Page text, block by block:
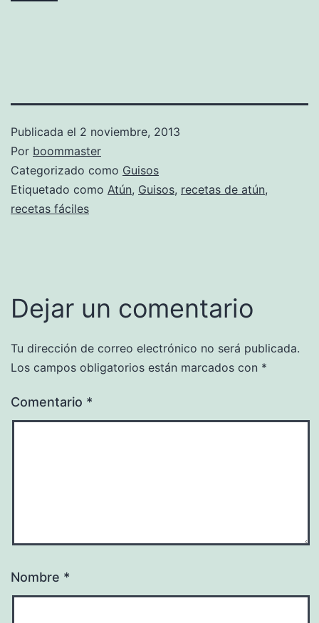
Publicada el 2 noviembre, 2013
Por boommaster
Categorizado como Guisos
Etiquetado como Atún, Guisos, recetas de atún,
recetas fáciles
Dejar un comentario
Tu dirección de correo electrónico no será publicada.
Los campos obligatorios están marcados con *
Comentario *
Nombre *